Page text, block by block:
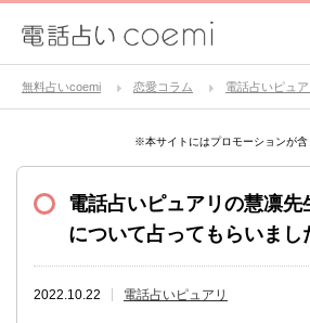
無料占いcoemi 恋愛コラム 電話占いピュア
※本サイトにはプロモーションが含
電話占いピュアリの慧凛先
について占ってもらいまし
2022.10.22 電話占いピュアリ